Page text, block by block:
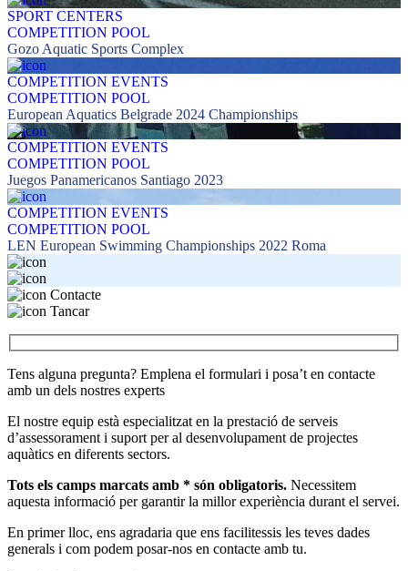
SPORT CENTERS
COMPETITION POOL
Gozo Aquatic Sports Complex
COMPETITION EVENTS
COMPETITION POOL
European Aquatics Belgrade 2024 Championships
COMPETITION EVENTS
COMPETITION POOL
Juegos Panamericanos Santiago 2023
COMPETITION EVENTS
COMPETITION POOL
LEN European Swimming Championships 2022 Roma
Contacte
Tancar
Tens alguna pregunta? Emplena el formulari i posa’t en contacte
amb un dels nostres experts
El nostre equip està especialitzat en la prestació de serveis
d’assessorament i suport per al desenvolupament de projectes
aquàtics en diferents sectors.
Tots els camps marcats amb * són obligatoris. Necessitem
aquesta informació per garantir la millor experiència durant el servei.
En primer lloc, ens agradaria que ens facilitessis les teves dades
generals i com podem posar-nos en contacte amb tu.